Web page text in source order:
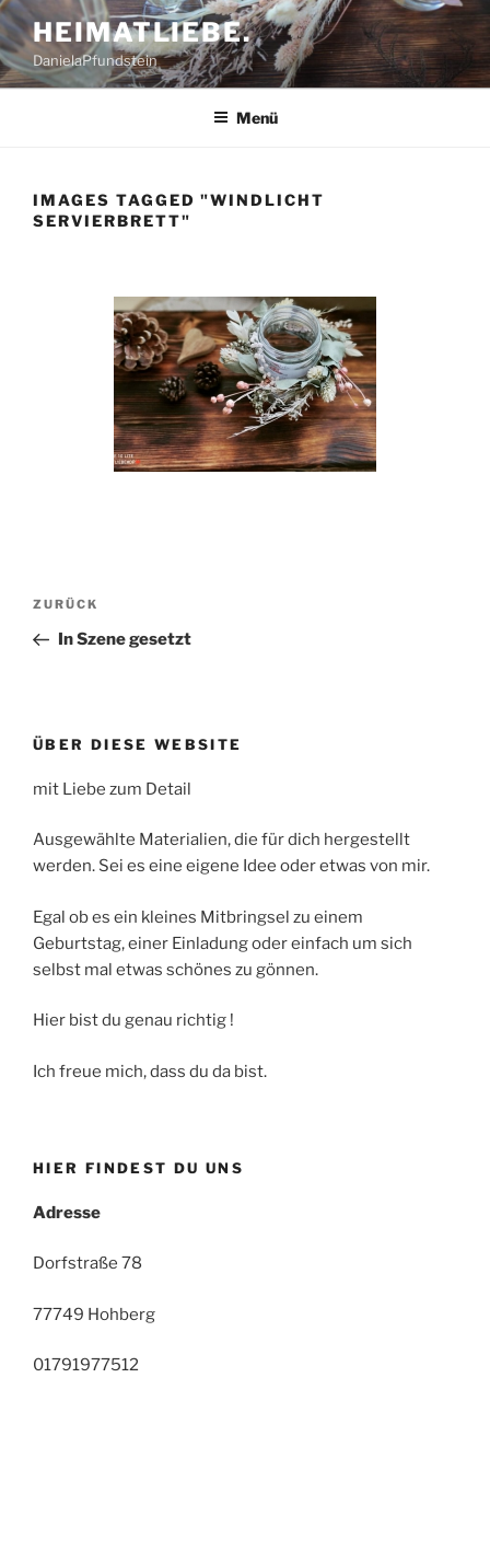
Zum
Inhalt
springen
HEIMATLIEBE.
DanielaPfundstein
Menü
IMAGES TAGGED "WINDLICHT
SERVIERBRETT"
Beitragsnavigation
Vorheriger
Beitrag
ZURÜCK
In Szene gesetzt
ÜBER DIESE WEBSITE
mit Liebe zum Detail
Ausgewählte Materialien, die für dich hergestellt
werden. Sei es eine eigene Idee oder etwas von mir.
Egal ob es ein kleines Mitbringsel zu einem
Geburtstag, einer Einladung oder einfach um sich
selbst mal etwas schönes zu gönnen.
Hier bist du genau richtig !
Ich freue mich, dass du da bist.
HIER FINDEST DU UNS
Adresse
Dorfstraße 78
77749 Hohberg
01791977512